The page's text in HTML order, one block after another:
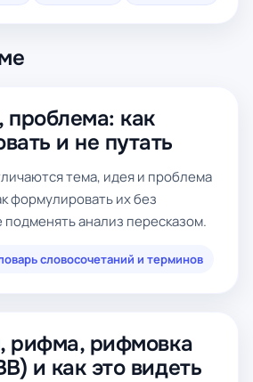
проблема: как
и не путать
тема, идея и проблема
формулировать их без
подменять анализ пересказом.
словосочетаний и терминов
рифма, рифмовка
и как это видеть